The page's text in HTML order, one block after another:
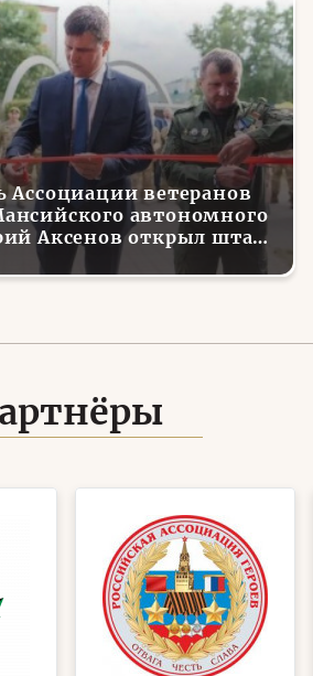
Ассоциации ветеранов
автономного
Аксенов открыл штаб
организации в